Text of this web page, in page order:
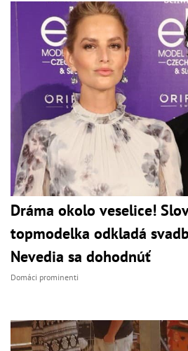
Dráma okolo veselice!
topmodelka odkladá
Nevedia sa dohodnúť
Domáci prominenti